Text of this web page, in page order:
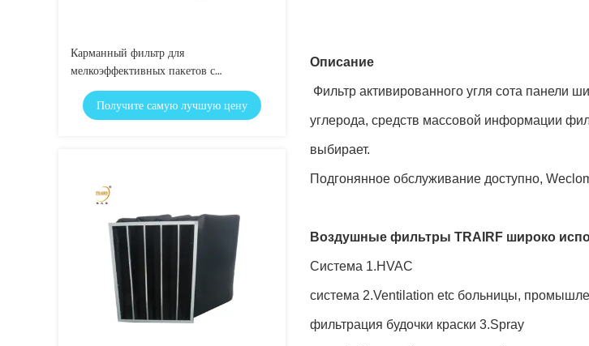
Карманный фильтр для
мелкоэффективных пакетов с
активированным углеродом для
удаления запахов
Получите самую лучшую цену
Описание
Фильтр активированного угля сота панели
углерода, средств массовой информации
выбирает.
Подгонянное обслуживание доступно,
Воздушные фильтры TRAIRF широко
Система 1.HVAC
система 2.Ventilation etc больницы,
фильтрация будочки краски 3.Spray